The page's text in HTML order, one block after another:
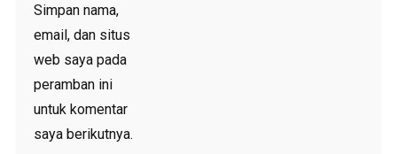
Simpan nama,
email, dan situs
web saya pada
peramban ini
untuk komentar
saya berikutnya.